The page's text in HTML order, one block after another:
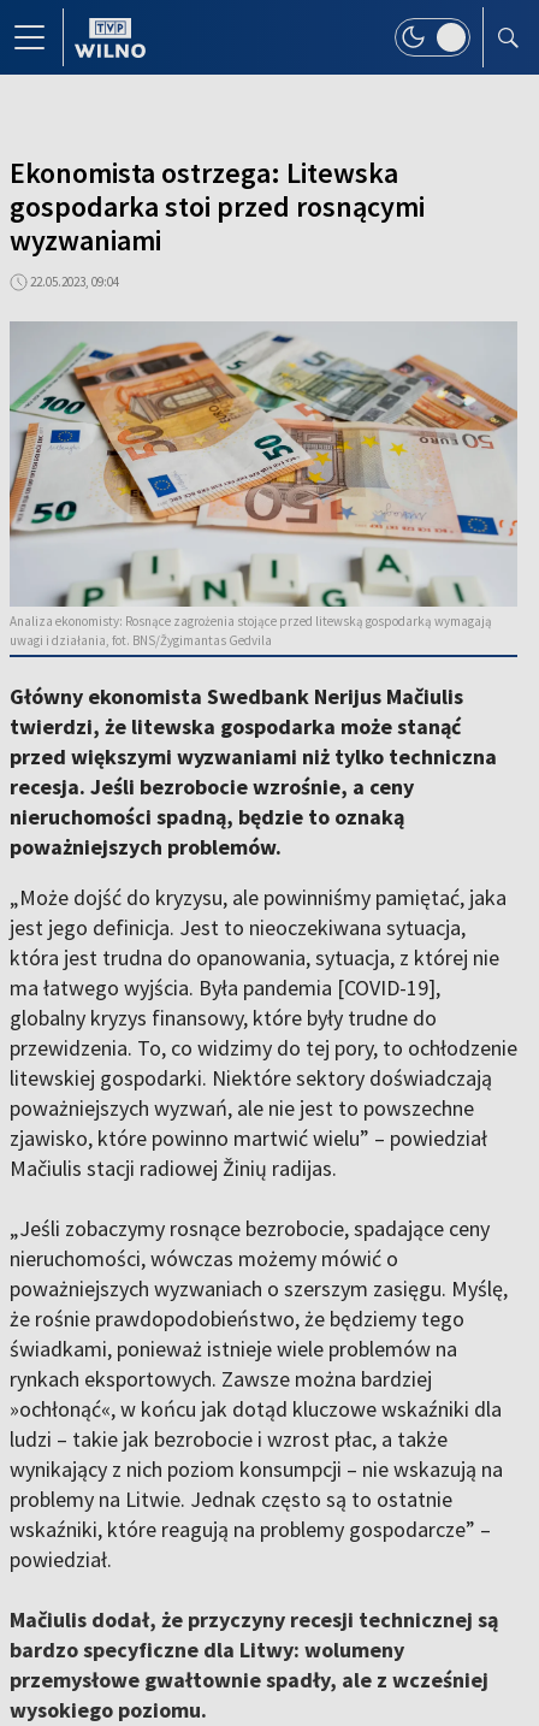
Ekonomista ostrzega: Litewska
gospodarka stoi przed rosnącymi
wyzwaniami
22.05.2023, 09:04
Analiza ekonomisty: Rosnące zagrożenia stojące przed litewską gospodarką wymagają
uwagi i działania, fot. BNS/Žygimantas Gedvila
Główny ekonomista Swedbank Nerijus Mačiulis
twierdzi, że litewska gospodarka może stanąć
przed większymi wyzwaniami niż tylko techniczna
recesja. Jeśli bezrobocie wzrośnie, a ceny
nieruchomości spadną, będzie to oznaką
poważniejszych problemów.
„Może dojść do kryzysu, ale powinniśmy pamiętać, jaka
jest jego definicja. Jest to nieoczekiwana sytuacja,
która jest trudna do opanowania, sytuacja, z której nie
ma łatwego wyjścia. Była pandemia [COVID-19],
globalny kryzys finansowy, które były trudne do
przewidzenia. To, co widzimy do tej pory, to ochłodzenie
litewskiej gospodarki. Niektóre sektory doświadczają
poważniejszych wyzwań, ale nie jest to powszechne
zjawisko, które powinno martwić wielu” – powiedział
Mačiulis stacji radiowej Žinių radijas.
„Jeśli zobaczymy rosnące bezrobocie, spadające ceny
nieruchomości, wówczas możemy mówić o
poważniejszych wyzwaniach o szerszym zasięgu. Myślę,
że rośnie prawdopodobieństwo, że będziemy tego
świadkami, ponieważ istnieje wiele problemów na
rynkach eksportowych. Zawsze można bardziej
»ochłonąć«, w końcu jak dotąd kluczowe wskaźniki dla
ludzi – takie jak bezrobocie i wzrost płac, a także
wynikający z nich poziom konsumpcji – nie wskazują na
problemy na Litwie. Jednak często są to ostatnie
wskaźniki, które reagują na problemy gospodarcze” –
powiedział.
Mačiulis dodał, że przyczyny recesji technicznej są
bardzo specyficzne dla Litwy: wolumeny
przemysłowe gwałtownie spadły, ale z wcześniej
wysokiego poziomu.